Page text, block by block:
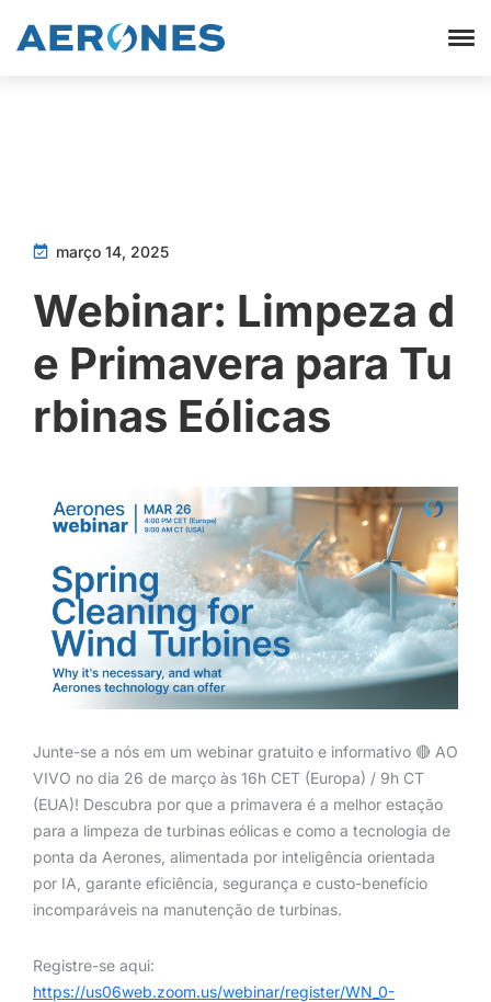
março 14, 2025
Webinar: Limpeza d
e Primavera para Tu
rbinas Eólicas
Junte-se a nós em um webinar gratuito e informativo 🔴 AO
VIVO no dia 26 de março às 16h CET (Europa) / 9h CT
(EUA)! Descubra por que a primavera é a melhor estação
para a limpeza de turbinas eólicas e como a tecnologia de
ponta da Aerones, alimentada por inteligência orientada
por IA, garante eficiência, segurança e custo-benefício
incomparáveis na manutenção de turbinas.
Registre-se aqui:
https://us06web.zoom.us/webinar/register/WN_0-